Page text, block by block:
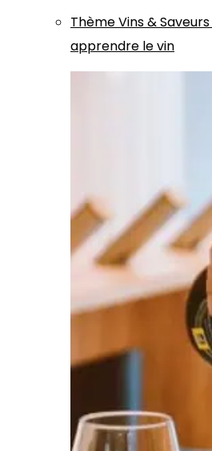
ThèmeVins & Saveurs
apprendre le vin